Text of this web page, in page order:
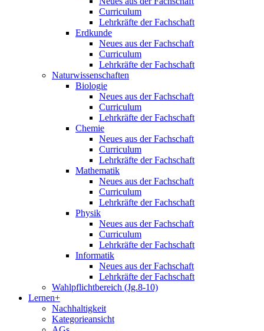
Curriculum
Lehrkräfte der Fachschaft
Erdkunde
Neues aus der Fachschaft
Curriculum
Lehrkräfte der Fachschaft
Naturwissenschaften
Biologie
Neues aus der Fachschaft
Curriculum
Lehrkräfte der Fachschaft
Chemie
Neues aus der Fachschaft
Curriculum
Lehrkräfte der Fachschaft
Mathematik
Neues aus der Fachschaft
Curriculum
Lehrkräfte der Fachschaft
Physik
Neues aus der Fachschaft
Curriculum
Lehrkräfte der Fachschaft
Informatik
Neues aus der Fachschaft
Lehrkräfte der Fachschaft
Wahlpflichtbereich (Jg.8-10)
Lernen+
Nachhaltigkeit
Kategorieansicht